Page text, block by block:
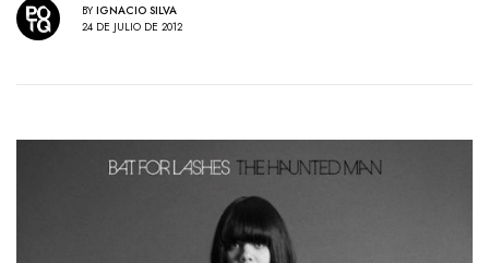
BY IGNACIO SILVA
24 DE JULIO DE 2012